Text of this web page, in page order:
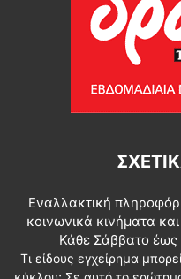
Εναλλακτική
κοινωνικά κινήματα
Κάθε Σάββατο έως
Τι είδους εγχείρημα